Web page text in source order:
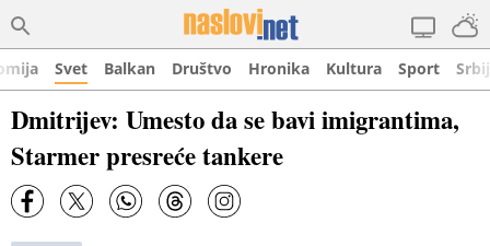
Svet Balkan Društvo Hronika Kultura Sport
Dmitrijev: Umesto da se bavi imigrantima,
Starmer presreće tankere